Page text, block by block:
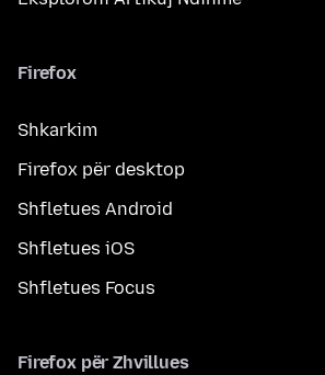
Firefox
Shkarkim
Firefox për desktop
Shfletues Android
Shfletues iOS
Shfletues Focus
Firefox për Zhvillues